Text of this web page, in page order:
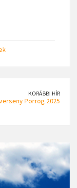
KORÁBBI HÍR
Porrog 2025